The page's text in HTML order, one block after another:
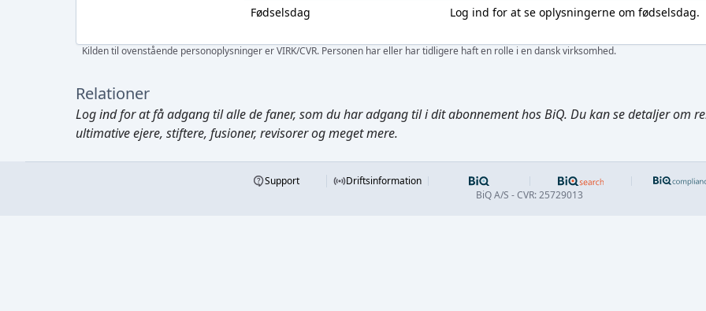
Fødselsdag
Log ind for at se oplysningerne om fødselsdag.
Kilden til ovenstående personoplysninger er VIRK/CVR. Personen har eller har tidligere haft en rolle i en dansk virksomhed.
Relationer
Log indfor at få adgang til alle de faner, som du har adgang til i dit abonnement hos BiQ. Du kan se detaljer om
ultimative ejere, stiftere, fusioner, revisorer og meget mere.
Support
Driftsinformation
BiQ A/S - CVR: 25729013